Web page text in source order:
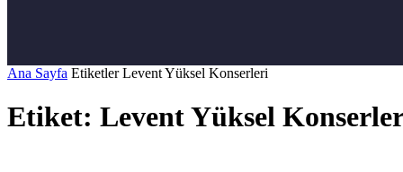
Ana Sayfa Etiketler Levent Yüksel Konserleri
Etiket: Levent Yüksel